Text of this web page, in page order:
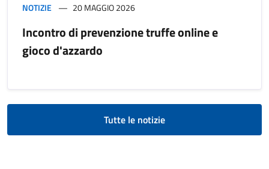
NOTIZIE 20 MAGGIO 2026
Incontro di prevenzione truffe online e
gioco d'azzardo
Tutte le notizie